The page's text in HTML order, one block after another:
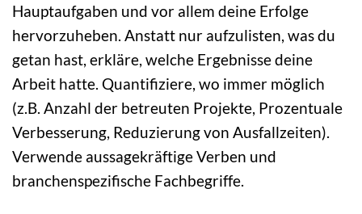
Hauptaufgaben und vor allem deine Erfolge
hervorzuheben. Anstatt nur aufzulisten, was du
getan hast, erkläre, welche Ergebnisse deine
Arbeit hatte. Quantifiziere, wo immer möglich
(z.B. Anzahl der betreuten Projekte, Prozentuale
Verbesserung, Reduzierung von Ausfallzeiten).
Verwende aussagekräftige Verben und
branchenspezifische Fachbegriffe.